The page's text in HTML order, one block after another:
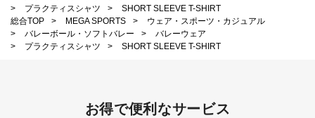
>
プラクティスシャツ >
SHORT SLEEVE T-SHIRT
総合TOP
> MEGA SPORTS >
ウェア・スポーツ・カジュアル
>
バレーボール・ソフトバレー >
バレーウェア
>
プラクティスシャツ > SHORT SLEEVE T-SHIRT
お得で便利なサービス